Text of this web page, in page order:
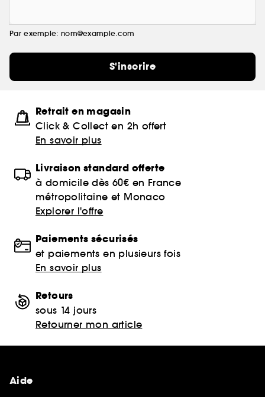
Par exemple: nom@example.com
S'inscrire
Retrait en magasin
Click & Collect en 2h offert
En savoir plus
Livraison standard offerte
à domicile dès 60€ en France
métropolitaine et Monaco
Explorer l'offre
Paiements sécurisés
et paiements en plusieurs fois
En savoir plus
Retours
sous 14 jours
Retourner mon article
Aide